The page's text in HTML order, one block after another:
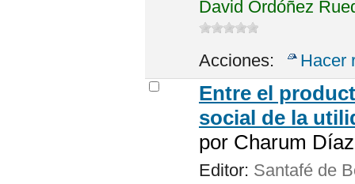
David Ordóñez
Acciones: Hacer
Entre el
social de la
por Charum
Editor: Santafé de